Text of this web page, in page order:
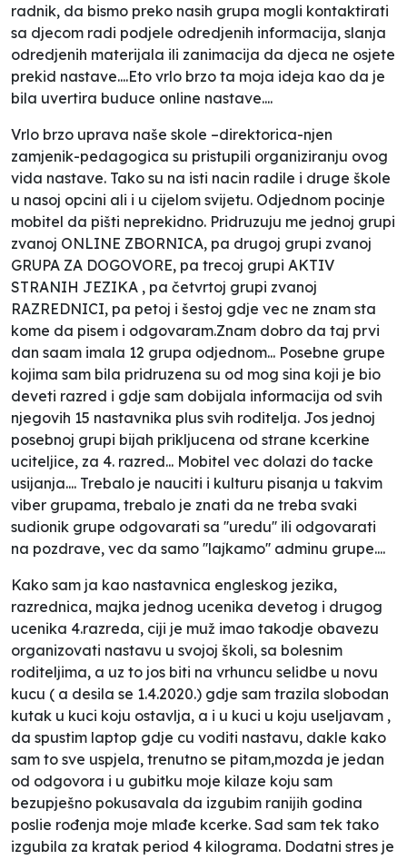
radnik, da bismo preko nasih grupa mogli kontaktirati
sa djecom radi podjele odredjenih informacija, slanja
odredjenih materijala ili zanimacija da djeca ne osjete
prekid nastave....Eto vrlo brzo ta moja ideja kao da je
bila uvertira buduce online nastave....
Vrlo brzo uprava naše skole –direktorica-njen
zamjenik-pedagogica su pristupili organiziranju ovog
vida nastave. Tako su na isti nacin radile i druge škole
u nasoj opcini ali i u cijelom svijetu. Odjednom pocinje
mobitel da pišti neprekidno. Pridruzuju me jednoj grupi
zvanoj ONLINE ZBORNICA, pa drugoj grupi zvanoj
GRUPA ZA DOGOVORE, pa trecoj grupi AKTIV
STRANIH JEZIKA , pa četvrtoj grupi zvanoj
RAZREDNICI, pa petoj i šestoj gdje vec ne znam sta
kome da pisem i odgovaram.Znam dobro da taj prvi
dan saam imala 12 grupa odjednom... Posebne grupe
kojima sam bila pridruzena su od mog sina koji je bio
deveti razred i gdje sam dobijala informacija od svih
njegovih 15 nastavnika plus svih roditelja. Jos jednoj
posebnoj grupi bijah prikljucena od strane kcerkine
uciteljice, za 4. razred... Mobitel vec dolazi do tacke
usijanja.... Trebalo je nauciti i kulturu pisanja u takvim
viber grupama, trebalo je znati da ne treba svaki
sudionik grupe odgovarati sa ''uredu'' ili odgovarati
na pozdrave, vec da samo ''lajkamo'' adminu grupe....
Kako sam ja kao nastavnica engleskog jezika,
razrednica, majka jednog ucenika devetog i drugog
ucenika 4.razreda, ciji je muž imao takodje obavezu
organizovati nastavu u svojoj školi, sa bolesnim
roditeljima, a uz to jos biti na vrhuncu selidbe u novu
kucu ( a desila se 1.4.2020.) gdje sam trazila slobodan
kutak u kuci koju ostavlja, a i u kuci u koju useljavam ,
da spustim laptop gdje cu voditi nastavu, dakle kako
sam to sve uspjela, trenutno se pitam,mozda je jedan
od odgovora i u gubitku moje kilaze koju sam
bezupješno pokusavala da izgubim ranijih godina
poslie rođenja moje mlađe kcerke. Sad sam tek tako
izgubila za kratak period 4 kilograma. Dodatni stres je